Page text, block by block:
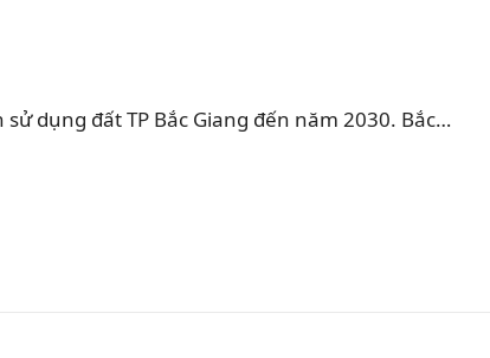
dụng đất TP Bắc Giang đến năm 2030. Bắc…